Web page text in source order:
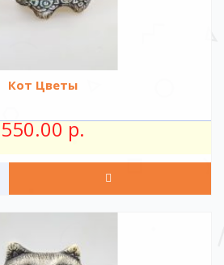
Кот Цветы
550.00 р.